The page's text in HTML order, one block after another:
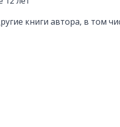
книги автора, в том